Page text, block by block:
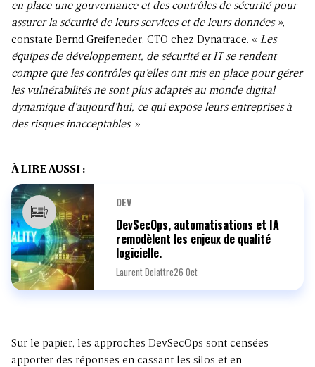
en place une gouvernance et des contrôles de sécurité pour
assurer la sécurité de leurs services et de leurs données »,
constate Bernd Greifeneder, CTO chez Dynatrace. « Les
équipes de développement, de sécurité et IT se rendent
compte que les contrôles qu’elles ont mis en place pour gérer
les vulnérabilités ne sont plus adaptés au monde digital
dynamique d’aujourd’hui, ce qui expose leurs entreprises à
des risques inacceptables. »
À LIRE AUSSI :
DEV
DevSecOps, automatisations et IA
remodèlent les enjeux de qualité
logicielle.
Laurent Delattre26 Oct
Sur le papier, les approches DevSecOps sont censées
apporter des réponses en cassant les silos et en